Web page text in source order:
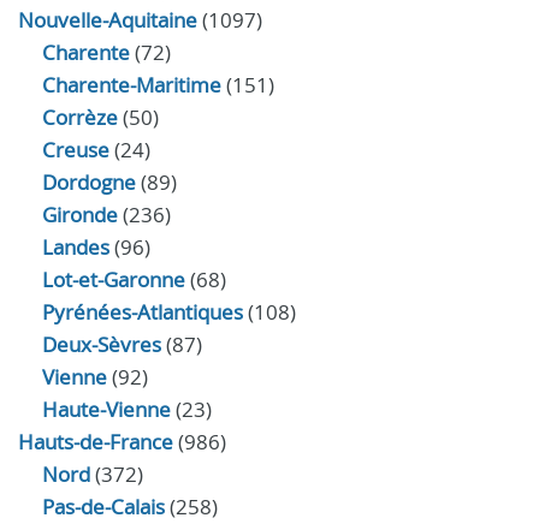
Nouvelle-Aquitaine(1097)
Charente(72)
Charente-Maritime(151)
Corrèze(50)
Creuse(24)
Dordogne(89)
Gironde(236)
Landes(96)
Lot-et-Garonne(68)
Pyrénées-Atlantiques(108)
Deux-Sèvres(87)
Vienne(92)
Haute-Vienne(23)
Hauts-de-France(986)
Nord(372)
Pas-de-Calais(258)